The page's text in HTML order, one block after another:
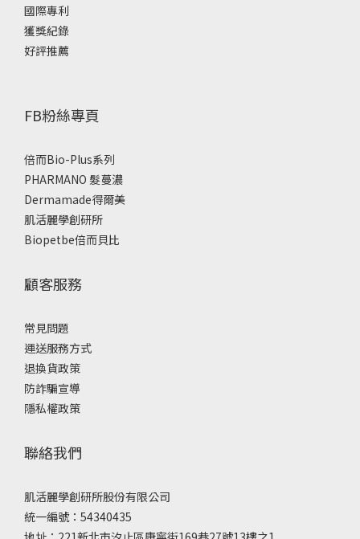
國際專利
獲獎紀錄
好評推薦
FB粉絲專頁
倍而Bio-Plus系列
PHARMANO 髮蔓濃
Dermamade得爾美
肌活麗學創研所
Biopetbe倍而貝比
顧客服務
常見問題
運送服務方式
退換貨政策
防詐騙宣導
隱私權政策
聯絡我們
肌活麗學創研所股份有限公司
統一編號：54340435